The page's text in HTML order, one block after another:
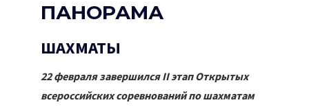
ПАНОРАМА
ШАХМАТЫ
22 февраля завершился II этап Открытых
всероссийских соревнований по шахматам